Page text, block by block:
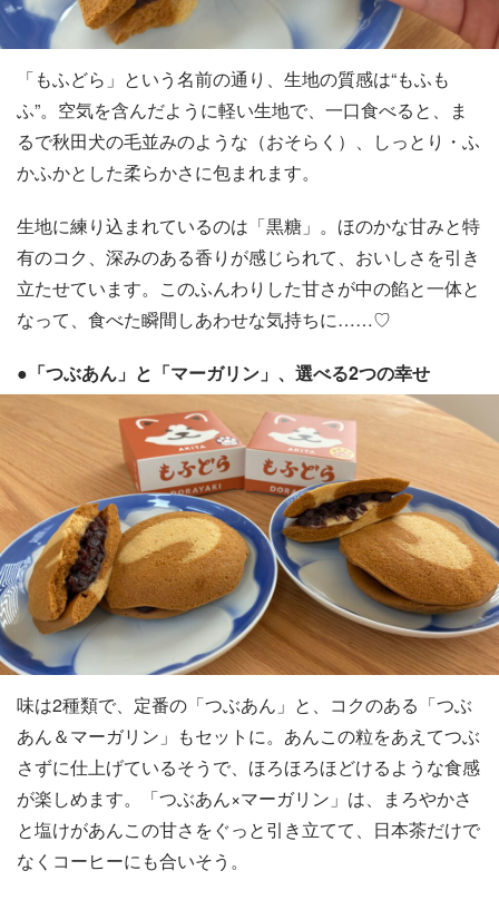
「もふどら」という名前の通り、生地の質感は“もふも
ふ”。空気を含んだように軽い生地で、一口食べると、ま
るで秋田犬の毛並みのような（おそらく）、しっとり・ふ
かふかとした柔らかさに包まれます。
生地に練り込まれているのは「黒糖」。ほのかな甘みと特
有のコク、深みのある香りが感じられて、おいしさを引き
立たせています。このふんわりした甘さが中の餡と一体と
なって、食べた瞬間しあわせな気持ちに……♡
●「つぶあん」と「マーガリン」、選べる2つの幸せ
味は2種類で、定番の「つぶあん」と、コクのある「つぶ
あん＆マーガリン」もセットに。あんこの粒をあえてつぶ
さずに仕上げているそうで、ほろほろほどけるような食感
が楽しめます。「つぶあん×マーガリン」は、まろやかさ
と塩けがあんこの甘さをぐっと引き立てて、日本茶だけで
なくコーヒーにも合いそう。